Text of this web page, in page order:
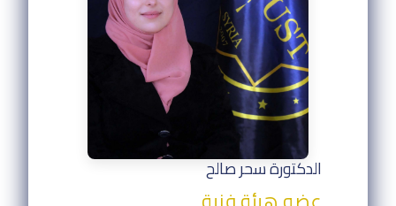
الدكتورة سحر صالح